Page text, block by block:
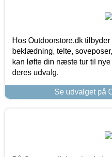
Hos Outdoorstore.dk
beklædning, telte,
kan løfte din næste tur til
deres udvalg.
Se udvalget på